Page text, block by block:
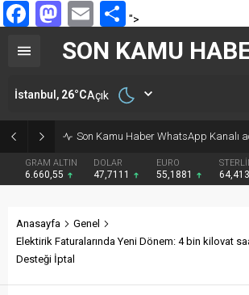
Facebook
Mastodon
EmailShare
">
Son Kamu Haber WhatsApp Kanalı
GRAM ALTIN
6.660,55
DOLAR
47,7111
EURO
55,1881
SON KAMU
İstanbul, 26°CAçık
Anasayfa
Genel
Elektirik Faturalarında Yeni Dönem: 4 bin kilovat
Desteği İptal